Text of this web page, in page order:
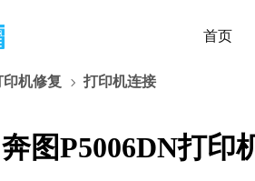
首页
印机修复 打印机连接
图P5006DN打